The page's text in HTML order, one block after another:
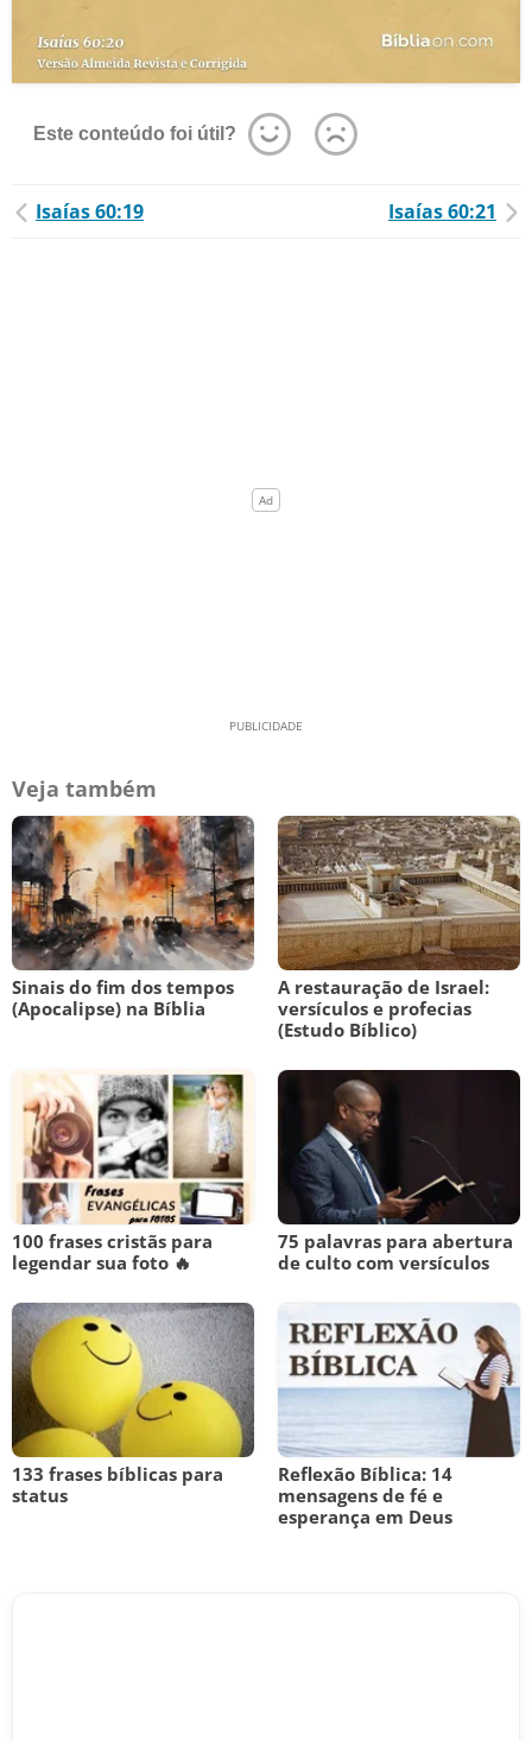
Este conteúdo foi útil?
Isaías 60:19 Isaías 60:21
Veja também
Sinais do fim dos tempos
(Apocalipse) na Bíblia
A restauração de Israel:
versículos e profecias
(Estudo Bíblico)
100 frases cristãs para
legendar sua foto 🔥
75 palavras para abertura
de culto com versículos
133 frases bíblicas para
status
Reflexão Bíblica: 14
mensagens de fé e
esperança em Deus